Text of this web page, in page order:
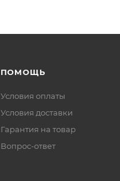
ПОМОЩЬ
Условия оплаты
Условия доставки
Гарантия на товар
Вопрос-ответ